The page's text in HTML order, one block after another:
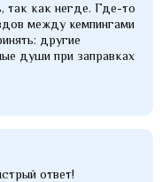
так как негде. Где-то
между кемпингами
другие
души при заправках
ответ!